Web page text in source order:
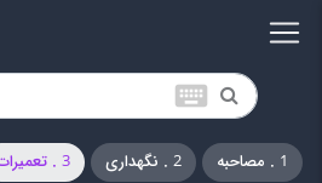
keyboard
1 . مصاحبه 2 . نگهداری 3 . تعمیرات